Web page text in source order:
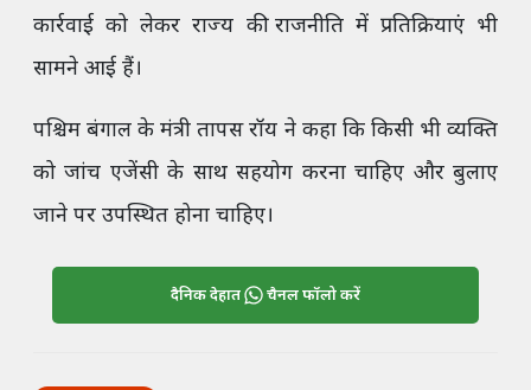
कार्रवाई को लेकर राज्य की राजनीति में प्रतिक्रियाएं भी
सामने आई हैं।
पश्चिम बंगाल के मंत्री तापस रॉय ने कहा कि किसी भी व्यक्ति
को जांच एजेंसी के साथ सहयोग करना चाहिए और बुलाए
जाने पर उपस्थित होना चाहिए।
दैनिक देहात चैनल फॉलो करें